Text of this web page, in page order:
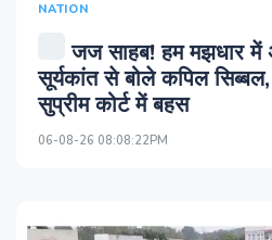
NATION
जज साहब! हम मझधार में
सूर्यकांत से बोले कपिल
सुप्रीम कोर्ट में बहस
06-08-26 08:08:22PM